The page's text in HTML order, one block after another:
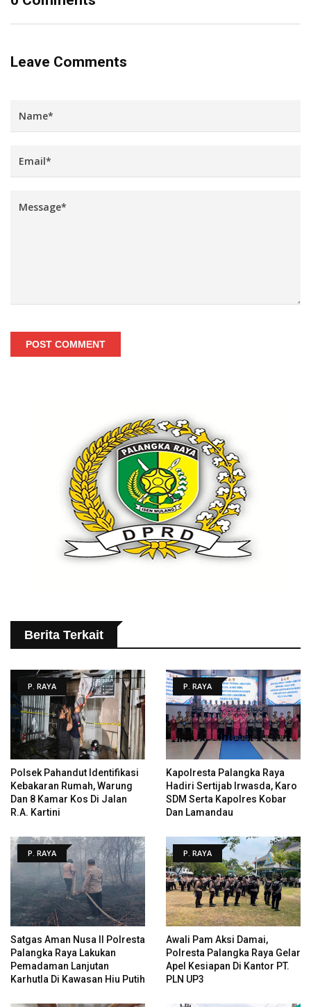
Leave Comments
POST COMMENT
Berita Terkait
P. RAYA
Polsek Pahandut Identifikasi
Kebakaran Rumah, Warung
Dan 8 Kamar Kos Di Jalan
R.A. Kartini
P. RAYA
Kapolresta Palangka Raya
Hadiri Sertijab Irwasda, Karo
SDM Serta Kapolres Kobar
Dan Lamandau
P. RAYA
Satgas Aman Nusa II Polresta
Palangka Raya Lakukan
Pemadaman Lanjutan
Karhutla Di Kawasan Hiu Putih
P. RAYA
Awali Pam Aksi Damai,
Polresta Palangka Raya Gelar
Apel Kesiapan Di Kantor PT.
PLN UP3